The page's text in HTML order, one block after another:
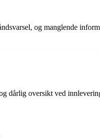
og manglende
dårlig oversikt ved